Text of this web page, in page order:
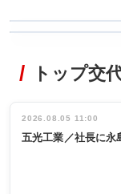
非鉄業界で
インタビュ
ー／社内ア
タックトレー
祝う 業界関
係者ら220人
出席
トップ交
2026.08.05 11:00
五光工業／社長に永